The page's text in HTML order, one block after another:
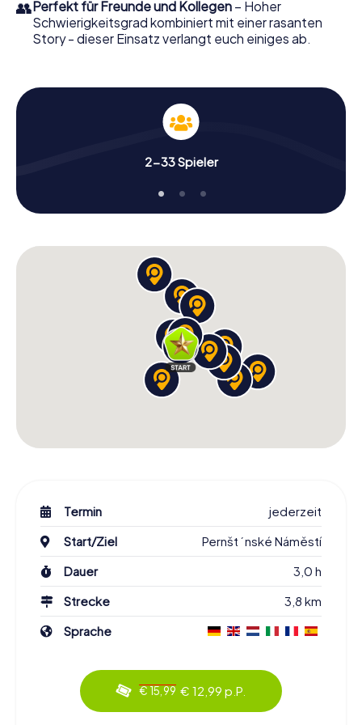
👥Perfekt für Freunde und Kollegen – Hoher
Schwierigkeitsgrad kombiniert mit einer rasanten
Story - dieser Einsatz verlangt euch einiges ab.
2-33 Spieler
Termin
jederzeit
Start/Ziel
Pernštýnské Náměstí
Dauer
3,0 h
Strecke
3,8 km
Sprache
€ 15,99 € 12,99 p.P.